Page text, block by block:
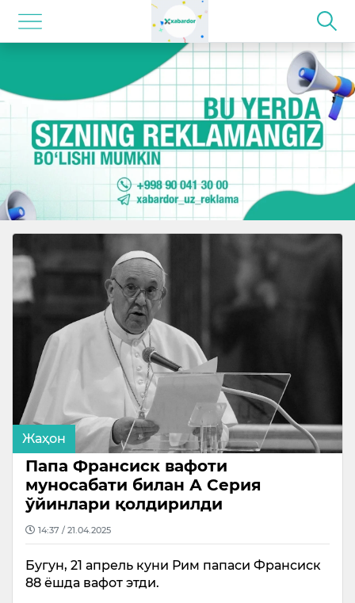
Жаҳон
Папа Франсиск вафоти
муносабати билан А Серия
ўйинлари қолдирилди
14:37 / 21.04.2025
Бугун, 21 апрель куни Рим папаси Франсиск
88 ёшда вафот этди.